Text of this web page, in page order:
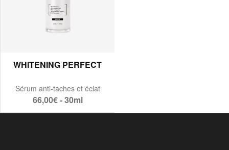
WHITENING PERFECT
Sérum anti-taches et éclat
66,00€ - 30ml